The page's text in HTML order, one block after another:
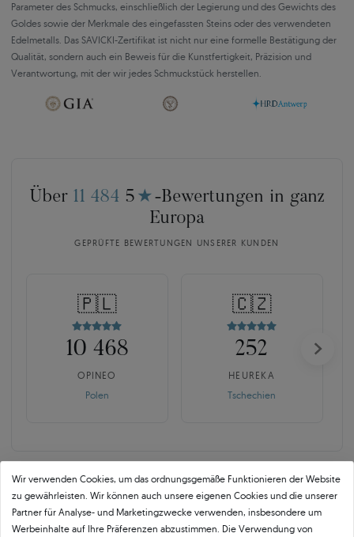
Parameter des Schmucks, einschließlich der Legierung und des Gewichts des
Goldes sowie der Merkmale des eingefassten Steins oder des verwendeten
Edelmetalls. Das SAVICKI-Zertifikat ist nicht nur eine formelle Bestätigung der
Qualität, sondern auch ein Beweis für die Kunstfertigkeit, Präzision und
Verantwortung, mit der wir jedes Schmuckstück herstellen.
Über 11 484 5 ★ -Bewertungen in ganz
Europa
GEPRÜFTE BEWERTUNGEN UNSERER KUNDEN
🇵🇱
10 468
OPINEO
Polen
🇨🇿
252
HEUREKA
Tschechien
SAVICKI 5C ist mehr als der
Wir verwenden Cookies, um das ordnungsgemäße Funktionieren der Website
zu gewährleisten. Wir können auch unsere eigenen Cookies und die unserer
Partner für Analyse- und Marketingzwecke verwenden, insbesondere um
Werbeinhalte auf Ihre Präferenzen abzustimmen. Die Verwendung von